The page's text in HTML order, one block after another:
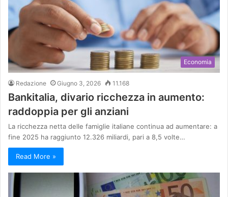
Economia
Redazione Giugno 3, 2026 11.168
Bankitalia, divario ricchezza in aumento:
raddoppia per gli anziani
La ricchezza netta delle famiglie italiane continua ad aumentare: a
fine 2025 ha raggiunto 12.326 miliardi, pari a 8,5 volte…
Read More »